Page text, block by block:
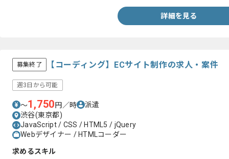
詳細を見る
募集終了 【コーディング】ECサイト制作の求人・案件
週3日から可能
〜1,750円／時
派遣
渋谷(東京都)
JavaScript / CSS / HTML5 / jQuery
Webデザイナー / HTMLコーダー
求めるスキル